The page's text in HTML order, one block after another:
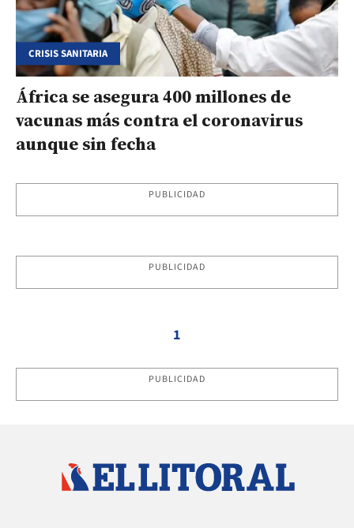
CRISIS SANITARIA
África se asegura 400 millones de
vacunas más contra el coronavirus
aunque sin fecha
PUBLICIDAD
PUBLICIDAD
1
PUBLICIDAD